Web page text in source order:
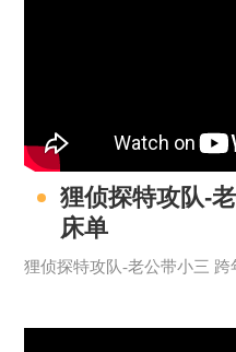
狸侦探特攻队-
床单
狸侦探特攻队-老公带小三 跨